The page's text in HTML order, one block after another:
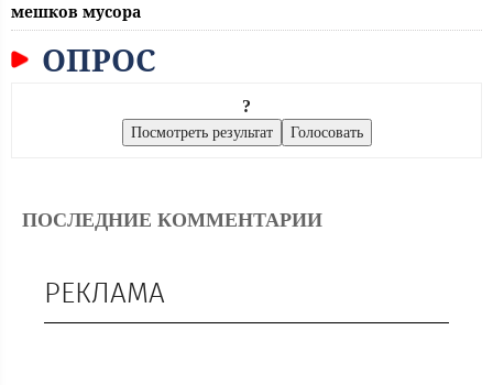
мешков мусора
ОПРОС
?
ПОСЛЕДНИЕ КОММЕНТАРИИ
РЕКЛАМА